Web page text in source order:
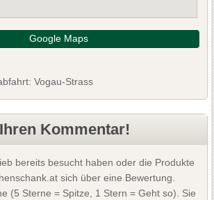
Google Maps
Vogau-Strass
Kommentar!
bereits besucht haben oder die Produkte
sich über eine Bewertung.
(5 Sterne = Spitze, 1 Stern = Geht so). Sie